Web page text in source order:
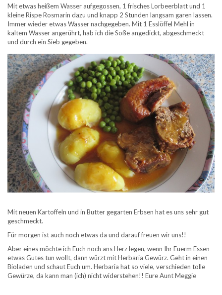
Mit etwas heißem Wasser aufgegossen, 1 frisches Lorbeerblatt und 1
kleine Rispe Rosmarin dazu und knapp 2 Stunden langsam garen lassen.
Immer wieder etwas Wasser nachgegeben. Mit 1 Esslöffel Mehl in
kaltem Wasser angerührt, hab ich die Soße angedickt, abgeschmeckt
und durch ein Sieb gegeben.
Mit neuen Kartoffeln und in Butter gegarten Erbsen hat es uns sehr gut
geschmeckt.
Für morgen ist auch noch etwas da und darauf freuen wir uns!!
Aber eines möchte ich Euch noch ans Herz legen, wenn Ihr Euerm Essen
etwas Gutes tun wollt, dann würzt mit Herbaria Gewürz. Geht in einen
Bioladen und schaut Euch um. Herbaria hat so viele, verschieden tolle
Gewürze, da kann man (ich) nicht widerstehen!! Eure Aunt Meggie